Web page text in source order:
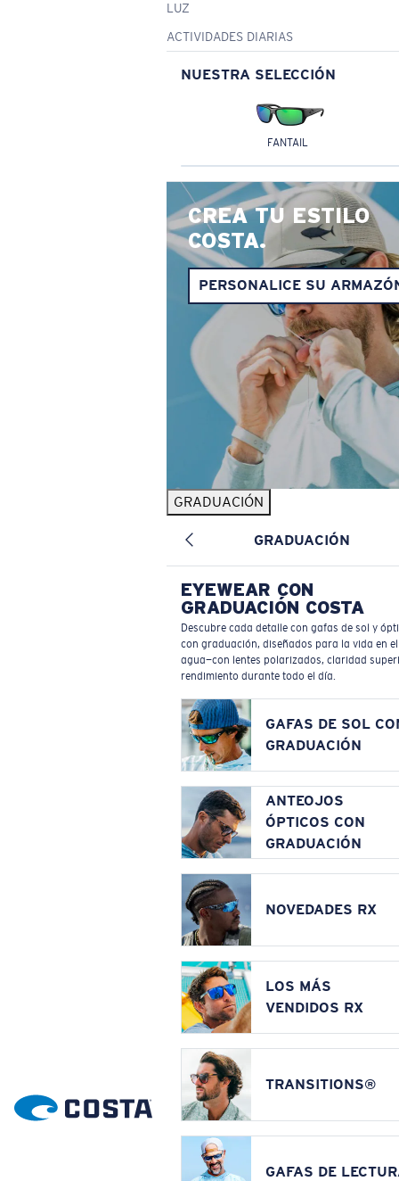
LUZ
ACTIVIDADES DIARIAS
NUESTRA SELECCIÓN
FANTAIL
CREA TU ESTILO
COSTA.
PERSONALICE SU
GRADUACIÓN
GRADUACIÓN
EYEWEAR CON
GRADUACIÓN COSTA
Descubre cada detalle con gafas de sol y
con graduación, diseñados para la vida en el
agua—con lentes polarizados, claridad
rendimiento durante todo el día.
GAFAS DE SOL
GRADUACIÓN
ANTEOJOS
ÓPTICOS CON
GRADUACIÓN
NOVEDADES RX
LOS MÁS
VENDIDOS RX
TRANSITIONS®
GAFAS DE